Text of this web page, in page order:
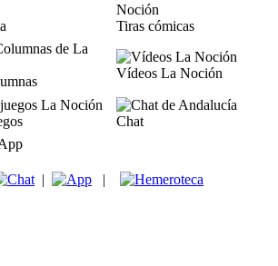
Tiras cómicas
Vídeos La Noción
Chat
| |